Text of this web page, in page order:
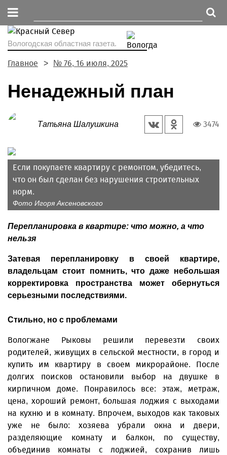
Вологодская областная газета.
Главное № 76, 16 июля, 2025
Ненадежный план
Татьяна Шалушкина 3474
Если покупаете квартиру с ремонтом, убедитесь,
что он был сделан без нарушения строительных
норм.
Фото Игоря Аксеновского
Перепланировка в квартире: что можно, а что
нельзя
Затевая перепланировку в своей квартире,
владельцам стоит помнить, что даже небольшая
корректировка пространства может обернуться
серьезными последствиями.
Стильно, но с проблемами
Вологжане Рыковы решили перевезти своих
родителей, живущих в сельской местности, в город и
купить им квартиру в своем микрорайоне. После
долгих поисков остановили выбор на двушке в
кирпичном доме. Понравилось все: этаж, метраж,
цена, хороший ремонт, большая лоджия с выходами
на кухню и в комнату. Впрочем, выходов как таковых
уже не было: хозяева убрали окна и двери,
разделяющие комнату и балкон, по существу,
объединив комнаты с лоджией, сохранив лишь